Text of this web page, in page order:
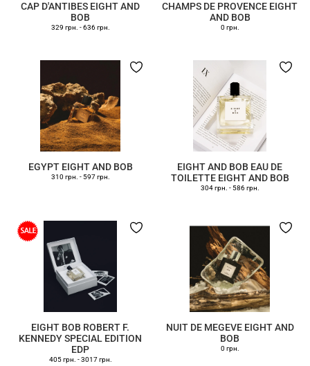
CAP D'ANTIBES EIGHT AND
BOB
329 грн. -636 грн.
CHAMPS DE PROVENCE EIGHT
AND BOB
0 грн.
EGYPT EIGHT AND BOB
310 грн. -597 грн.
EIGHT AND BOB EAU DE
TOILETTE EIGHT AND BOB
304 грн. -586 грн.
EIGHT BOB ROBERT F.
KENNEDY SPECIAL EDITION
EDP
405 грн. -3017 грн.
NUIT DE MEGEVE EIGHT AND
BOB
0 грн.